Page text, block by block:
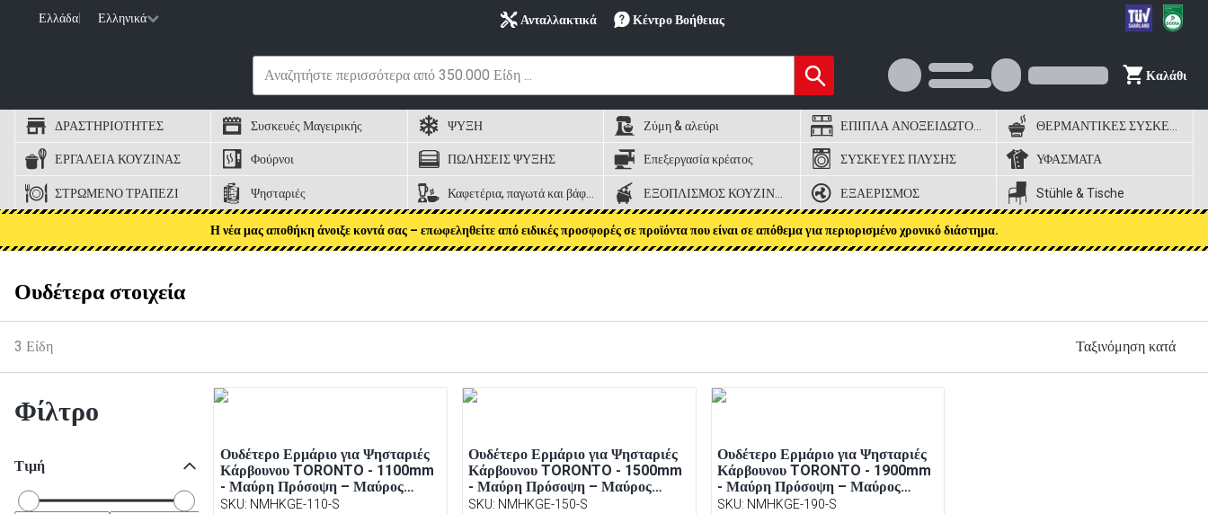
Ελλάδα Ελληνικά Ανταλλακτικά Κέντρο Βοήθειας
Καλάθι
ΔΡΑΣΤΗΡΙΟΤΗΤΕΣ Συσκευές Μαγειρικής ΨΥΞΗ Ζύμη & αλεύρι ΕΠΙΠΛΑ ΑΝΟΞΕΙΔΩΤΟΣ ΧΑΛΥΒΑΣ
ΕΡΓΑΛΕΙΑ ΚΟΥΖΙΝΑΣ Φούρνοι ΠΩΛΗΣΕΙΣ ΨΥΞΗΣ Επεξεργασία κρέατος ΣΥΣΚΕΥΕΣ ΠΛΥΣΗΣ ΥΦΑΣΜΑΤΑ
ΣΤΡΩΜΕΝΟ ΤΡΑΠΕΖΙ Ψησταριές Καφετέρια, παγωτά και βάφλες ΕΞΑΕΡΙΣΜΟΣ Stühle & Tische
Η νέα μας αποθήκη άνοιξε κοντά σας – επωφεληθείτε από ειδικές προσφορές σε προϊόντα που είναι σε απόθεμα για περιορισμένο χρονικό διάστημα.
Ουδέτερα στοιχεία
3 Είδη Ταξινόμηση κατά
Φίλτρο
Τιμή
Ουδέτερο Ερμάριο για Ψησταριές
Κάρβουνου TORONTO - 1100mm
- Μαύρη Πρόσοψη – Μαύρος
Πάγκος από γρανίτη
SKU: NMHKGE-110-S
Ουδέτερο Ερμάριο για Ψησταριές
Κάρβουνου TORONTO - 1500mm
- Μαύρη Πρόσοψη – Μαύρος
Πάγκος από γρανίτη
SKU: NMHKGE-150-S
Ουδέτερο Ερμάριο για Ψησταριές
Κάρβουνου TORONTO - 1900mm
- Μαύρη Πρόσοψη – Μαύρος
Πάγκος από γρανίτη
SKU: NMHKGE-190-S